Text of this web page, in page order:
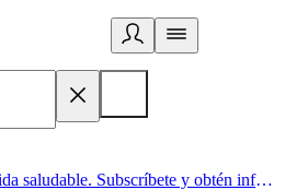
Acá comienza un estilo de vida saludable. Subscríbete y obtén información de primera mano